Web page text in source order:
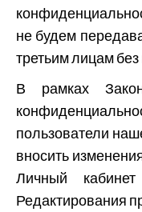
не будем
третьим лицам
В рамках
пользователи
вносить
Личный
Редактирования